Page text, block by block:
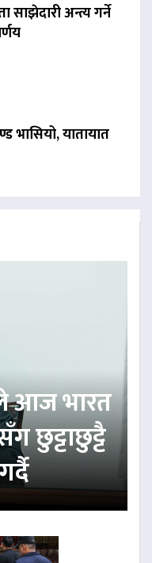
साझेदारी अन्त्य गर्ने
भासियो, यातायात
आज भारत
छुट्टाछुट्टै